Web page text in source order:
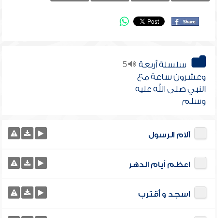
5
سلسلة أربعة
وعشرون ساعة مع
النبي صلى الله عليه
وسلم
آلام الرسول
اعظم أيام الدهر
اسجد و أقترب